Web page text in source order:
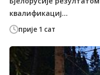
прије 1 сат
квалификациј...